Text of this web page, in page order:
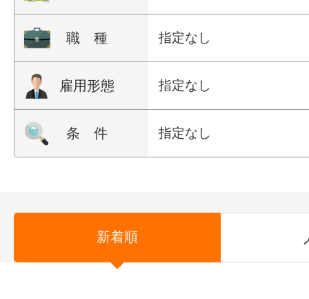
職 種 指定なし
雇用形態 指定なし
条 件 指定なし
新着順